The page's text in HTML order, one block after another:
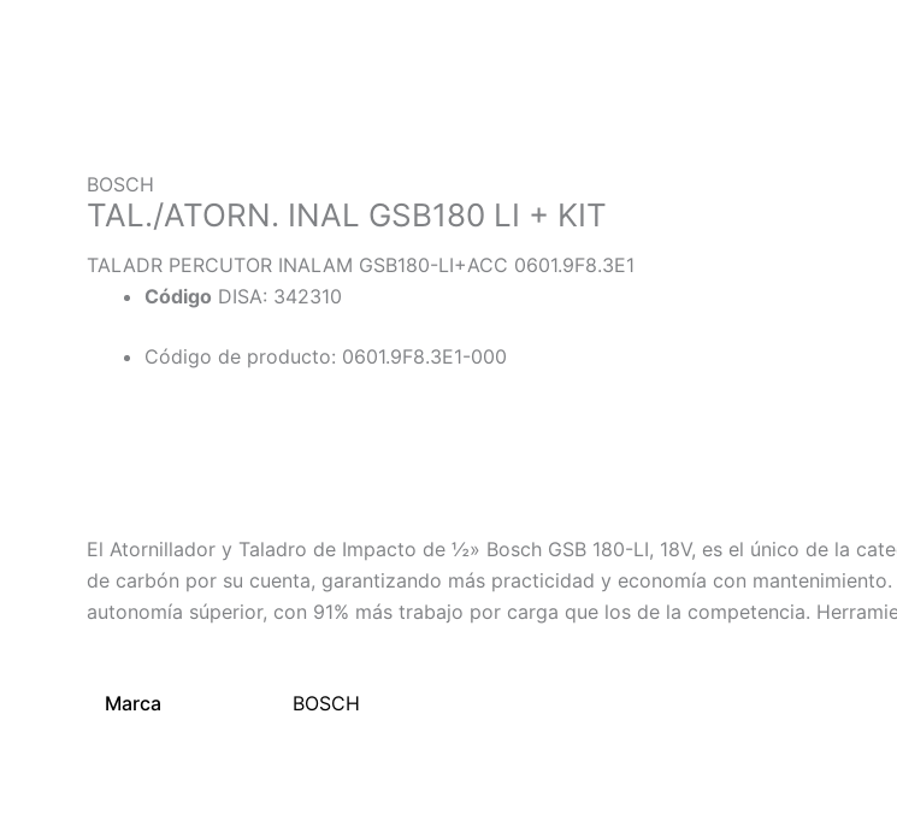
BOSCH
TAL./ATORN. INAL GSB180 LI + KIT
TALADR PERCUTOR INALAM GSB180-LI+ACC 0601.9F8.3E1
Código DISA: 342310
Código de producto: 0601.9F8.3E1-000
El Atornillador y Taladro de Impacto de ½» Bosch GSB 180-LI, 18V, es el único de la
de carbón por su cuenta, garantizando más practicidad y economía con
autonomía súperior, con 91% más trabajo por carga que los de la competencia.
Marca BOSCH